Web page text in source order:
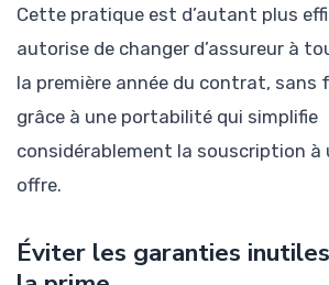
Cette pratique est d’autant plus
autorise de changer d’assureur à
la première année du contrat, sans
grâce à une portabilité qui simplifie
considérablement la souscription à
offre.
Éviter les garanties